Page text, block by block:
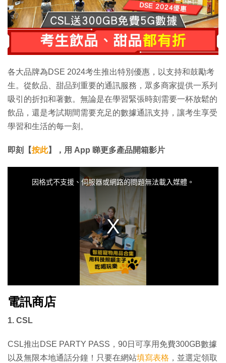
各大品牌為DSE 2024考生推出特別優惠，以支持和鼓勵考
生。從飲品、甜品到重要的通訊服務，眾多商家提供一系列
吸引的折扣和著數。無論是在學習緊張時刻需要一杯放鬆的
飲品，還是考試期間需要充足的數據通訊支持，讓考生享受
學習和生活的每一刻。
即刻【按此】，用 App 睇更多產品開箱影片
因格式不支援、伺服器或網路的問題無法載入媒體。
電訊商店
1. CSL
CSL推出DSE PARTY PASS，90日可享用免費300GB數據
以及無限本地通話分鐘！只要在網站填寫表格 ，並選定領取